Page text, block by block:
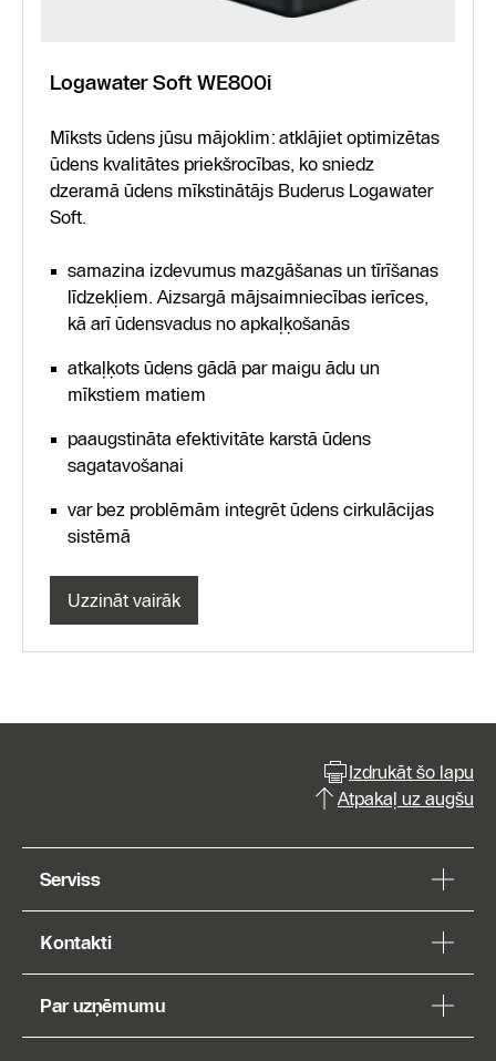
Logawater Soft WE800i
Mīksts ūdens jūsu mājoklim: atklājiet optimizētas
ūdens kvalitātes priekšrocības, ko sniedz
dzeramā ūdens mīkstinātājs Buderus Logawater
Soft.
samazina izdevumus mazgāšanas un tīrīšanas
līdzekļiem. Aizsargā mājsaimniecības ierīces,
kā arī ūdensvadus no apkaļķošanās
atkaļķots ūdens gādā par maigu ādu un
mīkstiem matiem
paaugstināta efektivitāte karstā ūdens
sagatavošanai
var bez problēmām integrēt ūdens cirkulācijas
sistēmā
Uzzināt vairāk
Izdrukāt šo lapu
Atpakaļ uz augšu
Serviss
Kontakti
Par uzņēmumu